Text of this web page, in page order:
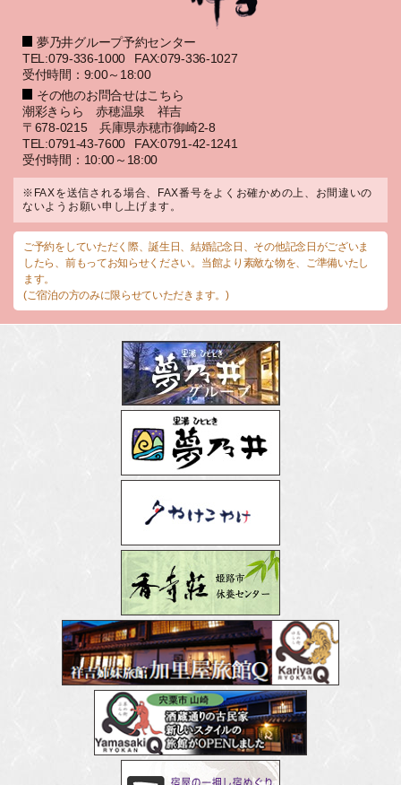
夢乃井グループ予約センター
TEL:079-336-1000
FAX:079-336-1027
受付時間：9:00～18:00
その他のお問合せはこちら
潮彩きらら 赤穂温泉 祥吉
〒678-0215 兵庫県赤穂市御崎2-8
TEL:0791-43-7600
FAX:0791-42-1241
受付時間：10:00～18:00
※FAXを送信される場合、FAX番号をよくお確かめの上、お間違いの
ないようお願い申し上げます。
ご予約をしていただく際、誕生日、結婚記念日、その他記念日がございま
したら、前もってお知らせください。当館より素敵な物を、ご準備いたし
ます。
(ご宿泊の方のみに限らせていただきます。)